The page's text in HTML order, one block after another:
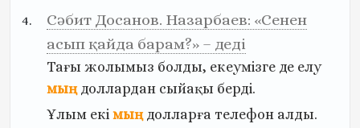
Сәбит Досанов. Назарбаев: «Сенен
асып қайда барам?» – деді
Тағы жолымыз болды, екеумізге де елу
мың доллардан сыйақы берді.
Ұлым екі мың долларға телефон алды.